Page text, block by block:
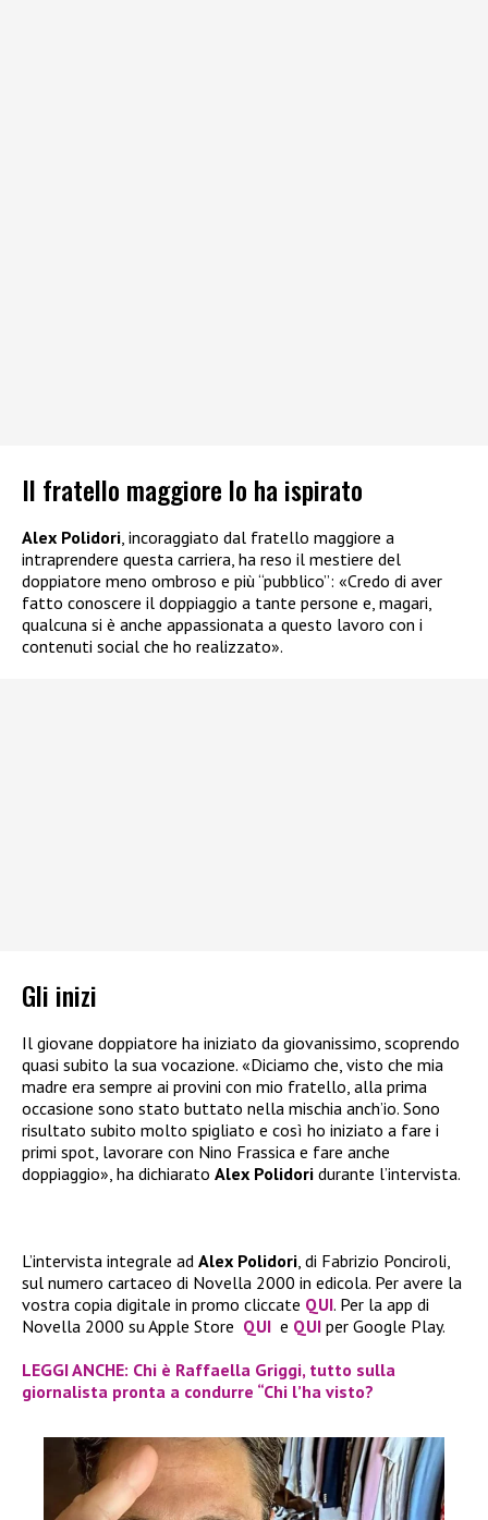
Il fratello maggiore lo ha ispirato
Alex Polidori, incoraggiato dal fratello maggiore a
intraprendere questa carriera, ha reso il mestiere del
doppiatore meno ombroso e più “pubblico”: «Credo di aver
fatto conoscere il doppiaggio a tante persone e, magari,
qualcuna si è anche appassionata a questo lavoro con i
contenuti social che ho realizzato».
Gli inizi
Il giovane doppiatore ha iniziato da giovanissimo, scoprendo
quasi subito la sua vocazione. «Diciamo che, visto che mia
madre era sempre ai provini con mio fratello, alla prima
occasione sono stato buttato nella mischia anch’io. Sono
risultato subito molto spigliato e così ho iniziato a fare i
primi spot, lavorare con Nino Frassica e fare anche
doppiaggio», ha dichiarato Alex Polidori durante l’intervista.
L’intervista integrale ad Alex Polidori, di Fabrizio Ponciroli,
sul numero cartaceo di Novella 2000 in edicola. Per avere la
vostra copia digitale in promo cliccate QUI. Per la app di
Novella 2000 su Apple Store QUI e QUI per Google Play.
LEGGI ANCHE: Chi è Raffaella Griggi, tutto sulla
giornalista pronta a condurre “Chi l’ha visto?